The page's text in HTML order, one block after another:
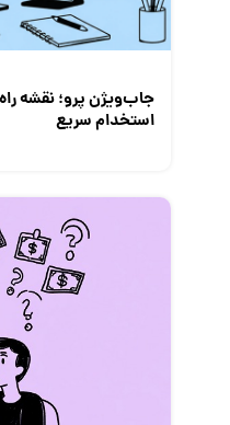
نمایشگاه کار
جاب‌ویژن پرو؛ نقشه
استخدام سریع